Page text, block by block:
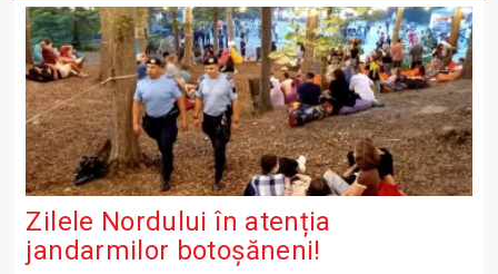
Zilele Nordului în atenția
jandarmilor botoșăneni!